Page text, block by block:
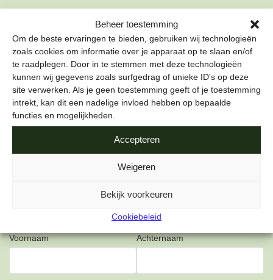
Beheer toestemming
Om de beste ervaringen te bieden, gebruiken wij technologieën
zoals cookies om informatie over je apparaat op te slaan en/of
te raadplegen. Door in te stemmen met deze technologieën
kunnen wij gegevens zoals surfgedrag of unieke ID's op deze
site verwerken. Als je geen toestemming geeft of je toestemming
intrekt, kan dit een nadelige invloed hebben op bepaalde
functies en mogelijkheden.
Accepteren
Weigeren
Bekijk voorkeuren
Cookiebeleid
ONZE NIEUWSBRIEF
Schrijf je in voor onze nieuwsbrief om als eerste te lezen
over de leukste projecten en duurzame tips over hoe jij de
stad gezond kunt maken.
Voornaam Achternaam